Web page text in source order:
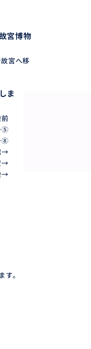
宮博物
宮へ移
ま
→
→
→
す。